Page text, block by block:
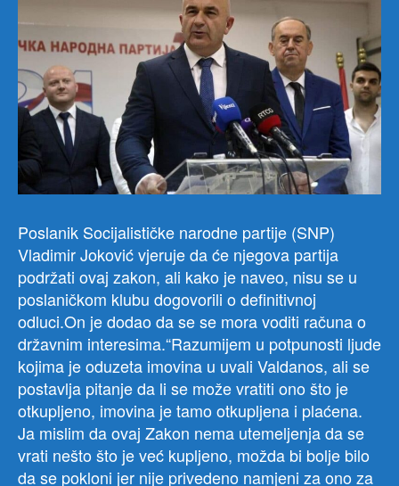
Poslanik Socijalističke narodne partije (SNP)
Vladimir Joković vjeruje da će njegova partija
podržati ovaj zakon, ali kako je naveo, nisu se u
poslaničkom klubu dogovorili o definitivnoj
odluci.On je dodao da se se mora voditi računa o
državnim interesima.“Razumijem u potpunosti ljude
kojima je oduzeta imovina u uvali Valdanos, ali se
postavlja pitanje da li se može vratiti ono što je
otkupljeno, imovina je tamo otkupljena i plaćena.
Ja mislim da ovaj Zakon nema utemeljenja da se
vrati nešto što je već kupljeno, možda bi bolje bilo
da se pokloni jer nije privedeno namjeni za ono za